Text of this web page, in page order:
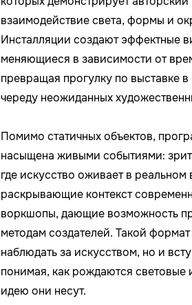
взаимодействие света, формы и
Инсталляции создают эффектные
меняющиеся в зависимости от
превращая прогулку по выставке в
череду неожиданных
Помимо статичных объектов,
насыщена живыми событиями:
где искусство оживает в
раскрывающие контекст
воркшопы, дающие возможность
методам создателей. Такой
наблюдать за искусством, но и
понимая, как рождаются световые
идею они несут.